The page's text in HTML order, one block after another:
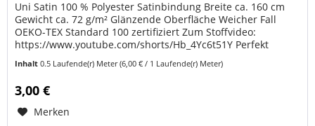
Uni Satin 100 % Polyester Satinbindung Breite ca. 160 cm
Gewicht ca. 72 g/m² Glänzende Oberfläche Weicher Fall
OEKO-TEX Standard 100 zertifiziert Zum Stoffvideo:
https://www.youtube.com/shorts/Hb_4Yc6t51Y Perfekt
Inhalt0.5 Laufende(r) Meter(6,00 € / 1 Laufende(r) Meter)
3,00 €
Merken